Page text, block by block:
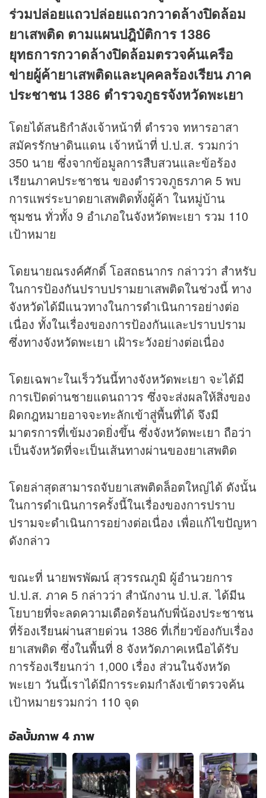
ร่วมปล่อยแถวปล่อยแถวกวาดล้างปิดล้อม
ยาเสพติด ตามแผนปฎิบัติการ 1386
ยุทธการกวาดล้างปิดล้อมตรวจค้นเครือ
ข่ายผู้ค้ายาเสพติดและบุคคลร้องเรียน ภาค
ประชาชน 1386 ตำรวจภูธรจังหวัดพะเยา
โดยได้สนธิกำลังเจ้าหน้าที่ ตำรวจ ทหารอาสา
สมัครรักษาดินแดน เจ้าหน้าที่ ป.ป.ส. รวมกว่า
350 นาย ซึ่งจากข้อมูลการสืบสวนและข้อร้อง
เรียนภาคประชาชน ของตำรวจภูธรภาค 5 พบ
การแพร่ระบาดยาเสพติดทั้งผู้ค้า ในหมู่บ้าน
ชุมชน ทั่วทั้ง 9 อำเภอในจังหวัดพะเยา รวม 110
เป้าหมาย
โดยนายณรงค์ศักดิ์ โอสถธนากร กล่าวว่า สำหรับ
ในการป้องกันปราบปรามยาเสพติดในช่วงนี้ ทาง
จังหวัดได้มีแนวทางในการดำเนินการอย่างต่อ
เนื่อง ทั้งในเรื่องของการป้องกันและปราบปราม
ซึ่งทางจังหวัดพะเยา เฝ้าระวังอย่างต่อเนื่อง
โดยเฉพาะในเร็ววันนี้ทางจังหวัดพะเยา จะได้มี
การเปิดด่านชายแดนถาวร ซึ่งจะส่งผลให้สิ่งของ
ผิดกฎหมายอาจจะทะลักเข้าสู่พื้นที่ได้ จึงมี
มาตรการที่เข้มงวดยิ่งขึ้น ซึ่งจังหวัดพะเยา ถือว่า
เป็นจังหวัดที่จะเป็นเส้นทางผ่านของยาเสพติด
โดยล่าสุดสามารถจับยาเสพติดล็อตใหญ่ได้ ดังนั้น
ในการดำเนินการครั้งนี้ในเรื่องของการปราบ
ปรามจะดำเนินการอย่างต่อเนื่อง เพื่อแก้ไขปัญหา
ดังกล่าว
ขณะที่ นายพรพัฒน์ สุวรรณภูมิ ผู้อำนวยการ
ป.ป.ส. ภาค 5 กล่าวว่า สำนักงาน ป.ป.ส. ได้มีน
โยบายที่จะลดความเดือดร้อนกับพี่น้องประชาชน
ที่ร้องเรียนผ่านสายด่วน 1386 ที่เกี่ยวข้องกับเรื่อง
ยาเสพติด ซึ่งในพื้นที่ 8 จังหวัดภาคเหนือได้รับ
การร้องเรียนกว่า 1,000 เรื่อง ส่วนในจังหวัด
พะเยา วันนี้เราได้มีการระดมกำลังเข้าตรวจค้น
เป้าหมายรวมกว่า 110 จุด
อัลบั้มภาพ 4 ภาพ
อัลบั้ม
ภาพ
4